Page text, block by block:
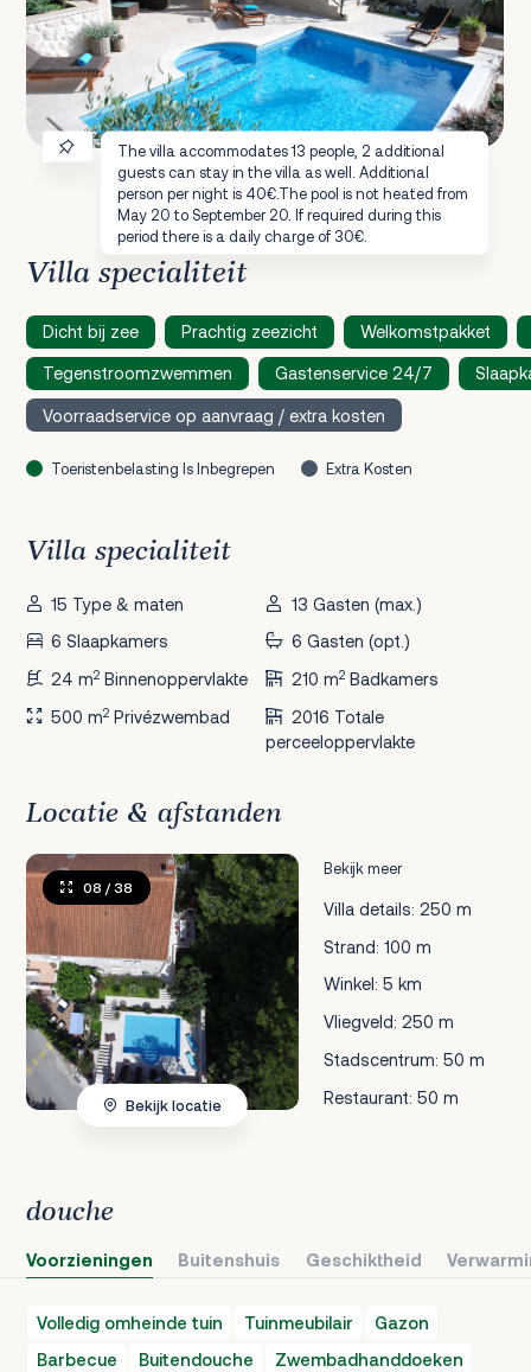
The villa accommodates 13 people, 2 additional
guests can stay in the villa as well. Additional
person per night is 40€.The pool is not heated from
May 20 to September 20. If required during this
period there is a daily charge of 30€.
Villa specialiteit
Dicht bij zee Prachtig zeezicht Welkomstpakket
Tegenstroomzwemmen Gastenservice 24/7
Voorraadservice op aanvraag / extra kosten
Toeristenbelasting Is Inbegrepen Extra Kosten
Villa specialiteit
15 Type & maten
13 Gasten (max.)
6 Slaapkamers
6 Gasten (opt.)
24 m2 Binnenoppervlakte 210 m2Badkamers
500 m2 Privézwembad
2016 Totale
perceeloppervlakte
Locatie & afstanden
Bekijk meer
Villa details: 250 m
Strand: 100 m
Winkel: 5 km
Vliegveld: 250 m
Stadscentrum: 50 m
Restaurant: 50 m
08 / 38
Bekijk locatie
douche
Voorzieningen Buitenshuis Geschiktheid
Volledig omheinde tuin Tuinmeubilair
Gazon
Barbecue
Buitendouche Zwembadhanddoeken